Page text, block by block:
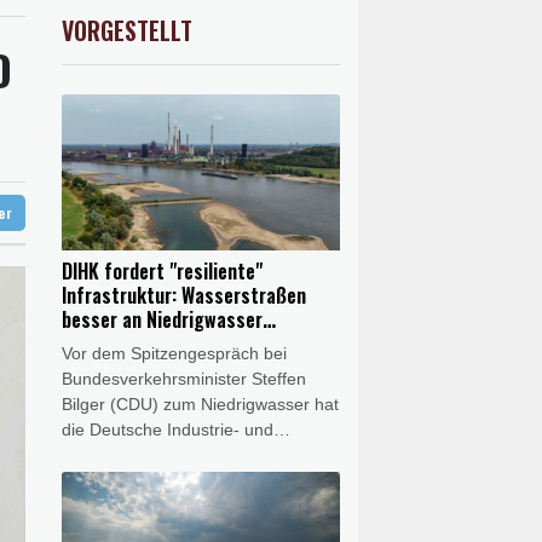
in Bonn
Bürgerkrieg
in München
-0.89%
-0.46%
VORGESTELLT
DIHK fordert "resiliente"
Infrastruktur: Wasserstraßen
besser an Niedrigwasser
anpassen
Vor dem Spitzengespräch bei
Bundesverkehrsminister Steffen
Bilger (CDU) zum Niedrigwasser hat
die Deutsche Industrie- und
zum Handeln aufgefordert. "Wir
brauchen jetzt eine verlässliche,
resiliente Infrastruktur", sagte DIHK-